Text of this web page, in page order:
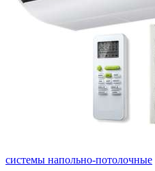
системы напольно-потолочные